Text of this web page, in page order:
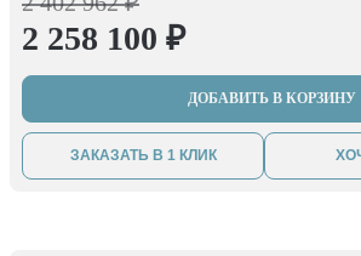
2 258 100 ₽
ДОБАВИТЬ В КОРЗИНУ
ЗАКАЗАТЬ В 1 КЛИК